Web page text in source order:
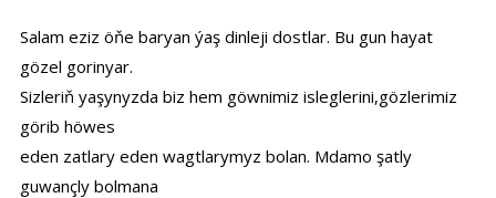
Salam eziz öňe baryan ýaş dinleji dostlar. Bu gun hayat
gözel gorinyar.
Sizleriň yaşynyzda biz hem göwnimiz isleglerini,gözlerimiz
görib höwes
eden zatlary eden wagtlarymyz bolan. Mdamo şatly
guwançly bolmana